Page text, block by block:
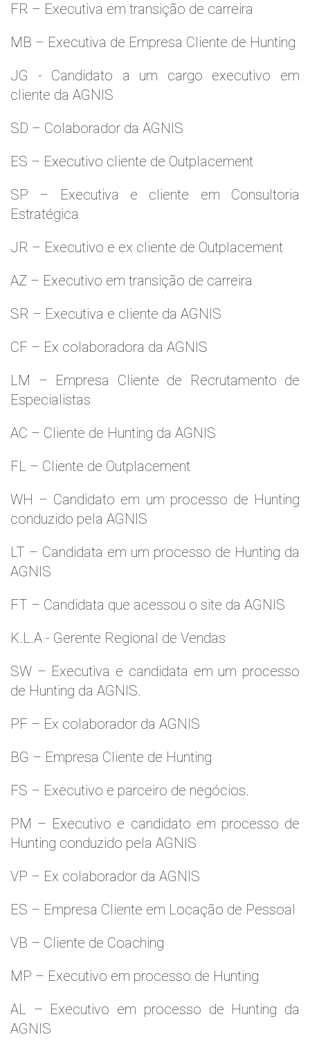
FR – Executiva em transição de carreira
MB – Executiva de Empresa Cliente de Hunting
JG - Candidato a um cargo executivo em
cliente da AGNIS
SD – Colaborador da AGNIS
ES – Executivo cliente de Outplacement
SP – Executiva e cliente em Consultoria
Estratégica
JR – Executivo e ex cliente de Outplacement
AZ – Executivo em transição de carreira
SR – Executiva e cliente da AGNIS
CF – Ex colaboradora da AGNIS
LM – Empresa Cliente de Recrutamento de
Especialistas
AC – Cliente de Hunting da AGNIS
FL – Cliente de Outplacement
WH – Candidato em um processo de Hunting
conduzido pela AGNIS
LT – Candidata em um processo de Hunting da
AGNIS
FT – Candidata que acessou o site da AGNIS
K.L.A - Gerente Regional de Vendas
SW – Executiva e candidata em um processo
de Hunting da AGNIS.
PF – Ex colaborador da AGNIS
BG – Empresa Cliente de Hunting
FS – Executivo e parceiro de negócios.
PM – Executivo e candidato em processo de
Hunting conduzido pela AGNIS
VP – Ex colaborador da AGNIS
ES – Empresa Cliente em Locação de Pessoal
VB – Cliente de Coaching
MP – Executivo em processo de Hunting
AL – Executivo em processo de Hunting da
AGNIS